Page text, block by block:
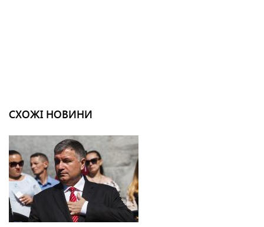
СХОЖІ НОВИНИ